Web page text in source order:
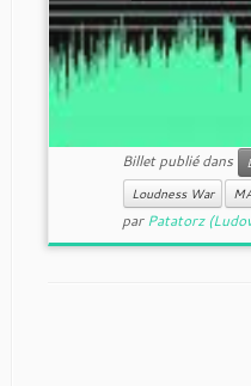
Billet publié dans
Loudness War
parPatatorz